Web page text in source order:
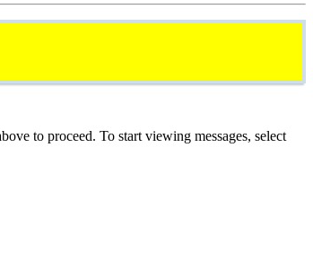
to proceed. To start viewing messages, select